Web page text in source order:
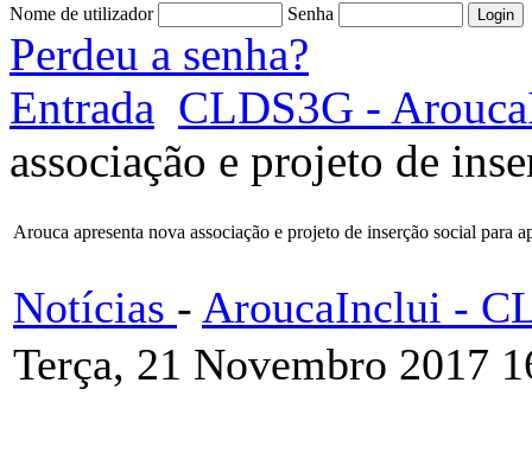
Nome de utilizador Senha
Perdeu a senha?
Entrada CLDS3G -
associação e projeto de
Arouca apresenta nova associação e projeto de inserção social para
Notícias - AroucaInclui -
Terça, 21 Novembro 2017